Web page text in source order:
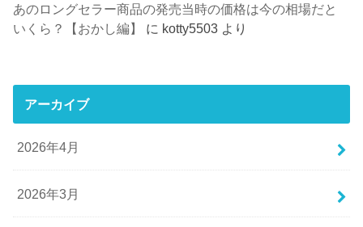
あのロングセラー商品の発売当時の価格は今の相場だと
いくら？【おかし編】
に kotty5503 より
アーカイブ
2026年4月
2026年3月